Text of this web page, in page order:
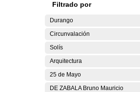
Filtrado por
Durango
Circunvalación
Solís
Arquitectura
25 de Mayo
DE ZABALA Bruno Mauricio